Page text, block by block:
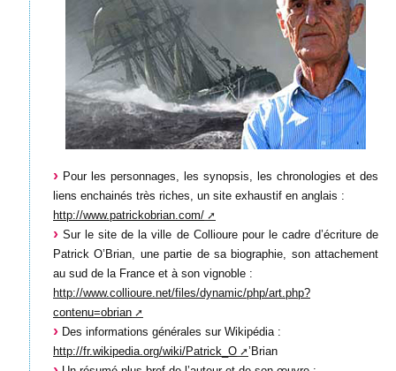
Pour les personnages, les synopsis, les chronologies et des
liens enchainés très riches, un site exhaustif en anglais :
http://www.patrickobrian.com/
Sur le site de la ville de Collioure pour le cadre d’écriture de
Patrick O’Brian, une partie de sa biographie, son attachement
au sud de la France et à son vignoble :
http://www.collioure.net/files/dynamic/php/art.php?
contenu=obrian
Des informations générales sur Wikipédia :
http://fr.wikipedia.org/wiki/Patrick_O
’Brian